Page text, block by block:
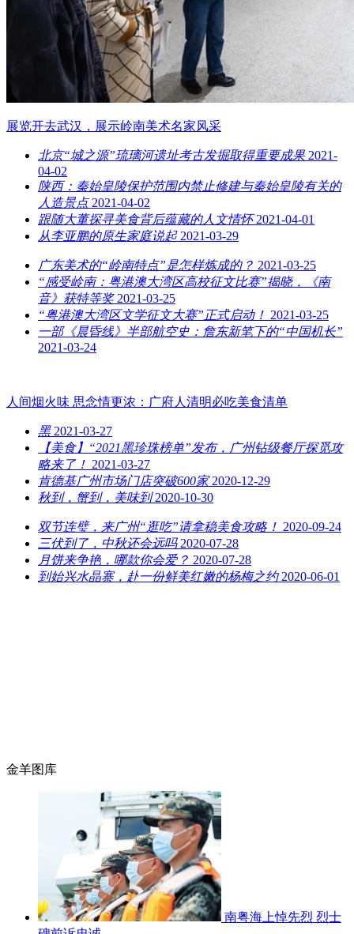
展览开去武汉，展示岭南美术名家风采
北京“城之源”琉璃河遗址考古发掘取得重要成果 2021-
04-02
陕西：秦始皇陵保护范围内禁止修建与秦始皇陵有关的
人造景点 2021-04-02
跟随大董探寻美食背后蕴藏的人文情怀 2021-04-01
从李亚鹏的原生家庭说起 2021-03-29
广东美术的“岭南特点”是怎样炼成的？ 2021-03-25
“感受岭南：粤港澳大湾区高校征文比赛”揭晓，《南
音》获特等奖 2021-03-25
“粤港澳大湾区文学征文大赛”正式启动！ 2021-03-25
一部《晨昏线》半部航空史：詹东新笔下的“中国机长”
2021-03-24
人间烟火味 思念情更浓：广府人清明必吃美食清单
黑 2021-03-27
【美食】“2021黑珍珠榜单”发布，广州钻级餐厅探觅攻
略来了！ 2021-03-27
肯德基广州市场门店突破600家 2020-12-29
秋到，蟹到，美味到 2020-10-30
双节连璧，来广州“逛吃”请拿稳美食攻略！ 2020-09-24
三伏到了，中秋还会远吗 2020-07-28
月饼来争艳，哪款你会爱？ 2020-07-28
到始兴水晶寨，赴一份鲜美红嫩的杨梅之约 2020-06-01
金羊图库
南粤海上悼先烈 烈士